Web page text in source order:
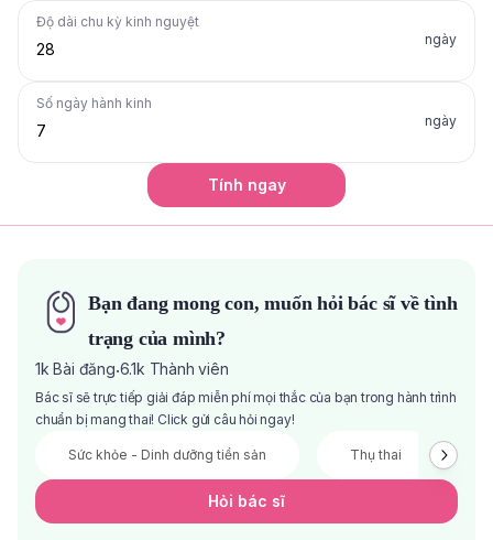
Độ dài chu kỳ kinh nguyệt
ngày
Số ngày hành kinh
ngày
Tính ngay
Bạn đang mong con, muốn hỏi bác sĩ về tình
trạng của mình?
1k Bài đăng·6.1k Thành viên
Bác sĩ sẽ trực tiếp giải đáp miễn phí mọi thắc của bạn trong hành trình
chuẩn bị mang thai! Click gửi câu hỏi ngay!
Sức khỏe - Dinh dưỡng tiền sản Thụ thai
Hỏi bác sĩ